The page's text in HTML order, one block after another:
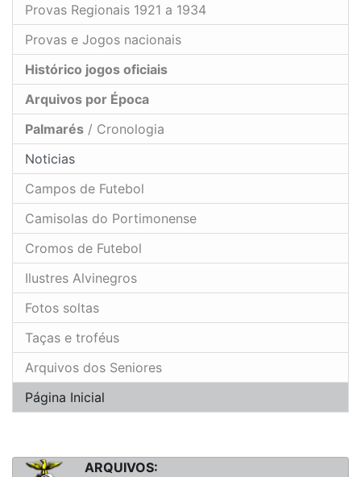
Provas Regionais 1921 a 1934
Provas e Jogos nacionais
Histórico jogos oficiais
Arquivos por Época
Palmarés / Cronologia
Noticias
Campos de Futebol
Camisolas do Portimonense
Cromos de Futebol
Ilustres Alvinegros
Fotos soltas
Taças e troféus
Arquivos dos Seniores
Página Inicial
ARQUIVOS: